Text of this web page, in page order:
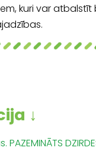
kuri var atbalstīt
↓